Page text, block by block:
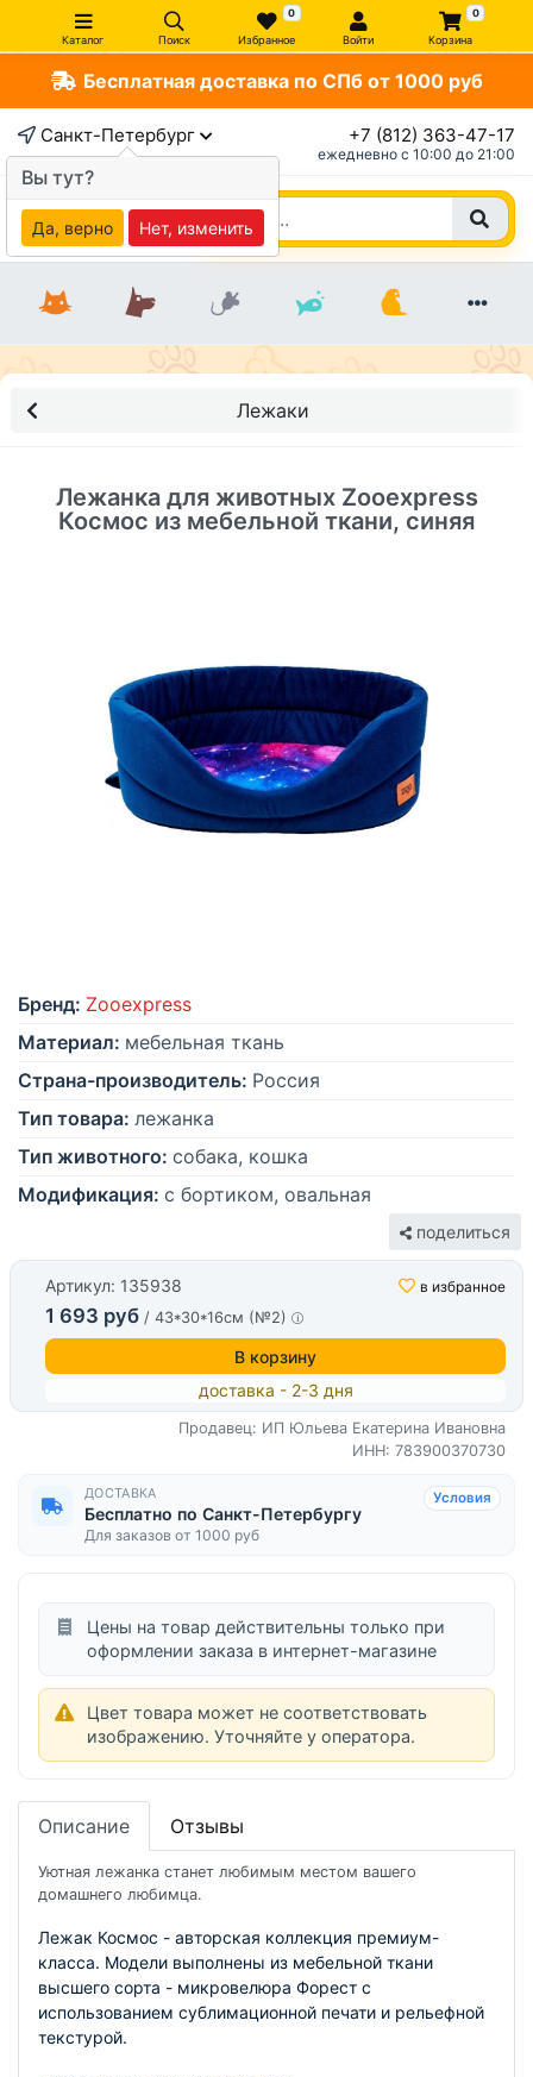
Каталог Поиск
0
Избранное Войти
0
Корзина
Бесплатная доставка по СПб от 1000 руб
Санкт-Петербург +7 (812) 363-47-17
ежедневно c 10:00 до 21:00
Лежаки
Лежанка для животных Zooexpress
Космос из мебельной ткани, синяя
Бренд: Zooexpress
Материал: мебельная ткань
Страна-производитель: Россия
Тип товара: лежанка
Тип животного: собака, кошка
Модификация: с бортиком, овальная
поделиться
Артикул: 135938 в избранное
1 693 руб / 43*30*16см (№2)
В корзину
доставка - 2-3 дня
Продавец: ИП Юльева Екатерина Ивановна
ИНН: 783900370730
ДОСТАВКА
Бесплатно по Санкт-Петербургу
Для заказов от 1000 руб
Условия
Цены на товар действительны только при
оформлении заказа в интернет-магазине
Цвет товара может не соответствовать
изображению. Уточняйте у оператора.
Описание Отзывы
Уютная лежанка станет любимым местом вашего
домашнего любимца.
Лежак Космос - авторская коллекция премиум-
класса. Модели выполнены из мебельной ткани
высшего сорта - микровелюра Форест с
использованием сублимационной печати и рельефной
текстурой.
Вы тут?
Да, верно Нет, изменить